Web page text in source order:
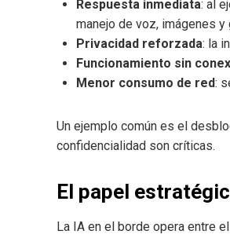
Respuesta inmediata: al
manejo de voz, imágenes y
Privacidad reforzada: la
Funcionamiento sin
Menor consumo de red:
Un ejemplo común es el
confidencialidad son críticas.
El papel
La IA en el borde opera entre